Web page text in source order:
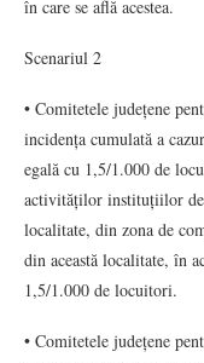
în care se află acestea.
Scenariul 2
• Comitetele județene
incidența cumulată a
egală cu 1,5/1.000 de
activităților instituțiilor de
localitate, din zona de
din această localitate, în
1,5/1.000 de locuitori.
• Comitetele județene